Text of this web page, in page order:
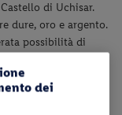
di Uchisar.
dure, oro e argento.
possibilità di
turche
dei